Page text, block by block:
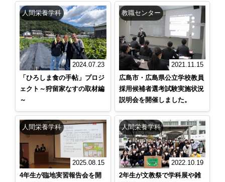
人間栄養学科
2024.07.23
「ひろしま食の手帖」プロジ
ェクト～狩留家なすの取材編
～
教職センター
2021.11.15
広島市・広島県公立学校教員
採用候補者選考試験実施状況
説明会を開催しました。
人間栄養学科
2025.08.15
4年生が臨地実習報告会を開
人間栄養学科
2022.10.19
2年生が文教祭で学科展や雑